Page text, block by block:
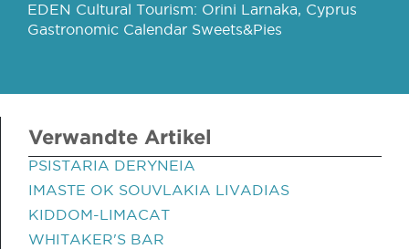
EDEN Cultural Tourism: Orini Larnaka, Cyprus
Gastronomic Calendar Sweets&Pies
Verwandte Artikel
PSISTARIA DERYNEIA
IMASTE OK SOUVLAKIA LIVADIAS
KIDDOM-LIMACAT
WHITAKER'S BAR